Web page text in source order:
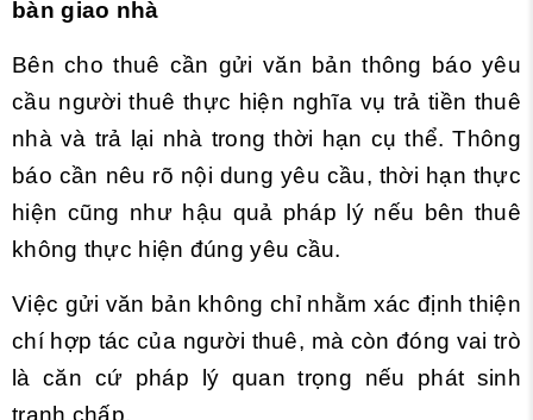
bàn giao nhà
Bên cho thuê cần gửi văn bản thông báo yêu
cầu người thuê thực hiện nghĩa vụ trả tiền thuê
nhà và trả lại nhà trong thời hạn cụ thể. Thông
báo cần nêu rõ nội dung yêu cầu, thời hạn thực
hiện cũng như hậu quả pháp lý nếu bên thuê
không thực hiện đúng yêu cầu.
Việc gửi văn bản không chỉ nhằm xác định thiện
chí hợp tác của người thuê, mà còn đóng vai trò
là căn cứ pháp lý quan trọng nếu phát sinh
tranh chấp.